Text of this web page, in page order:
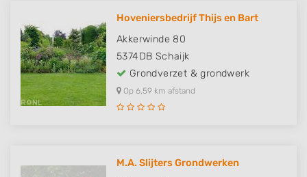
Hoveniersbedrijf Thijs en Bart
Akkerwinde 80
5374DB Schaijk
Grondverzet & grondwerk
Op 6,59 km afstand
M.A. Slijters Grondwerken